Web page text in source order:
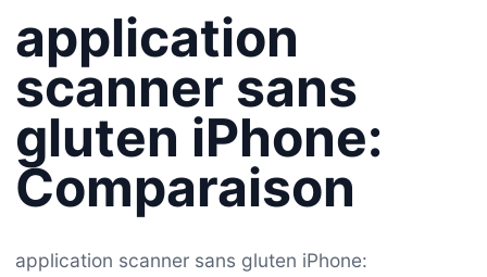
application
scanner sans
gluten iPhone:
Comparaison
application scanner sans gluten iPhone: